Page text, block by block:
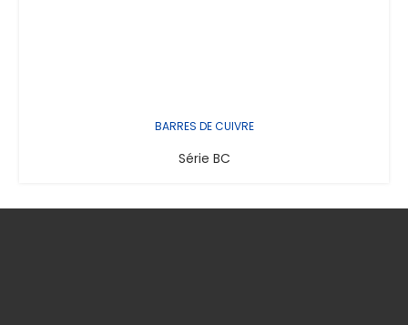
BARRES DE CUIVRE
Série BC